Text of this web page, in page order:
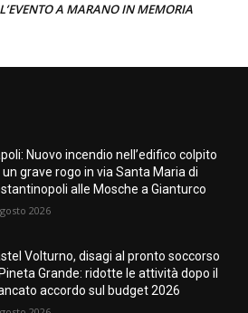
A MARANO IN MEMORIA
Nuovo incendio nell’edifico colpito
un grave rogo in via Santa Maria di
alle Mosche a Gianturco
2026
Volturno, disagi al pronto soccorso
Grande: ridotte le attività dopo il
accordo sul budget 2026